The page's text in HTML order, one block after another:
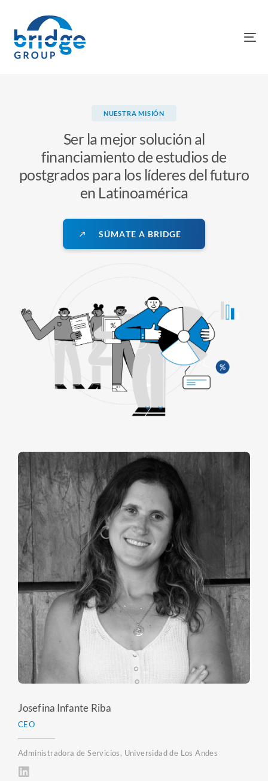
NUESTRA MISIÓN
Ser la mejor solución al
financiamiento de estudios de
postgrados para los líderes del futuro
en Latinoamérica
SÚMATE A BRIDGE
Josefina Infante Riba
CEO
Administradora de Servicios, Universidad de Los Andes